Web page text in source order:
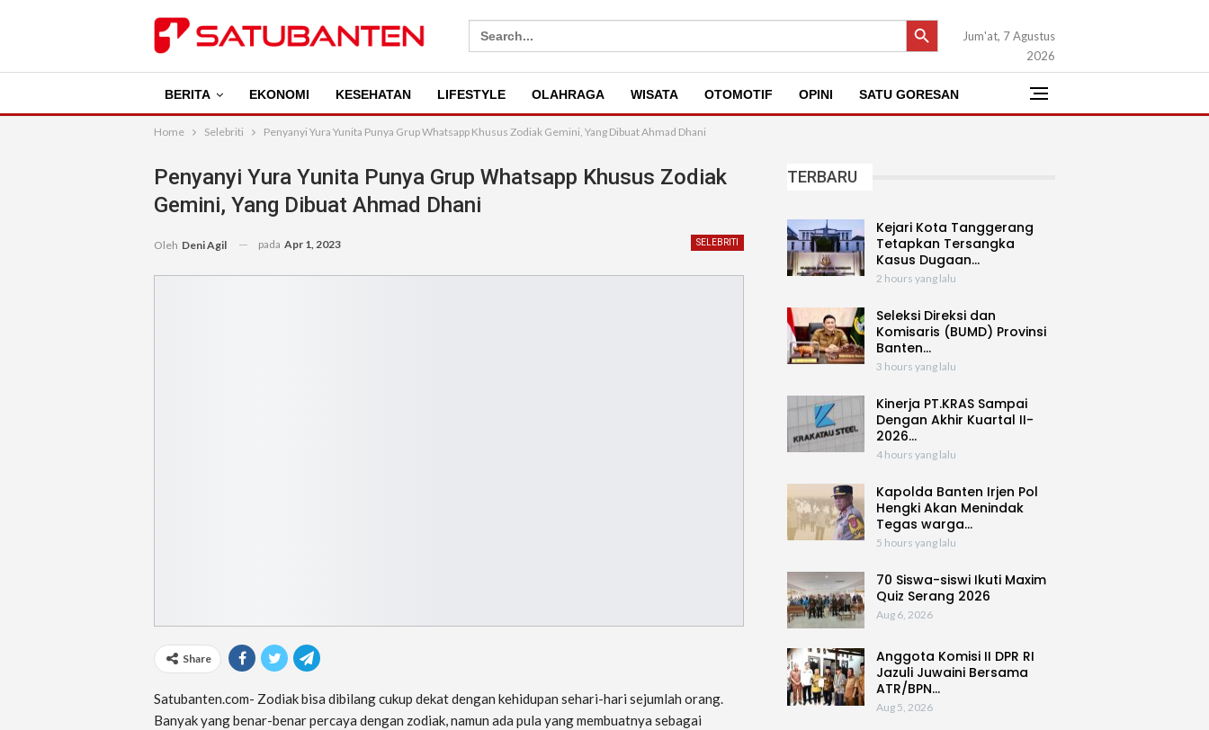
Search
for:
SEARCH BUTTON
Jum'at, 7 Agustus
2026
BERITA EKONOMI KESEHATAN LIFESTYLE OLAHRAGA WISATA OTOMOTIF OPINI SATU GORESAN
Home Selebriti Penyanyi Yura Yunita Punya Grup Whatsapp Khusus Zodiak Gemini, Yang Dibuat Ahmad Dhani
Penyanyi Yura Yunita Punya Grup Whatsapp Khusus Zodiak
Gemini, Yang Dibuat Ahmad Dhani
SELEBRITI
Oleh Deni Agil pada Apr 1, 2023
Share
Satubanten.com- Zodiak bisa dibilang cukup dekat dengan kehidupan sehari-hari sejumlah orang.
Banyak yang benar-benar percaya dengan zodiak, namun ada pula yang membuatnya sebagai
TERBARU
Kejari Kota Tanggerang
Tetapkan Tersangka
Kasus Dugaan…
2 hours yang lalu
Seleksi Direksi dan
Komisaris (BUMD) Provinsi
Banten…
3 hours yang lalu
Kinerja PT.KRAS Sampai
Dengan Akhir Kuartal II-
2026…
4 hours yang lalu
Kapolda Banten Irjen Pol
Hengki Akan Menindak
Tegas warga…
5 hours yang lalu
70 Siswa-siswi Ikuti Maxim
Quiz Serang 2026
Aug 6, 2026
Anggota Komisi II DPR RI
Jazuli Juwaini Bersama
ATR/BPN…
Aug 5, 2026